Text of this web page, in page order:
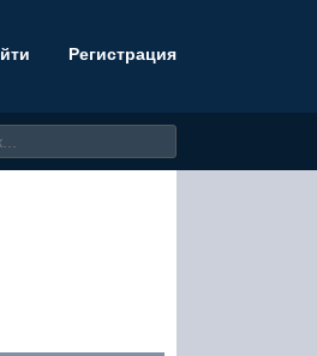
Регистрация